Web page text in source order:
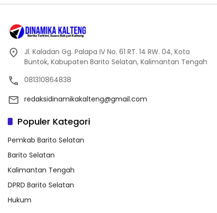
Jl. Kaladan Gg. Palapa IV No. 61 RT. 14 RW. 04, Kota
Buntok, Kabupaten Barito Selatan, Kalimantan Tengah
081310864838
redaksidinamikakalteng@gmail.com
Populer Kategori
Pemkab Barito Selatan
Barito Selatan
Kalimantan Tengah
DPRD Barito Selatan
Hukum